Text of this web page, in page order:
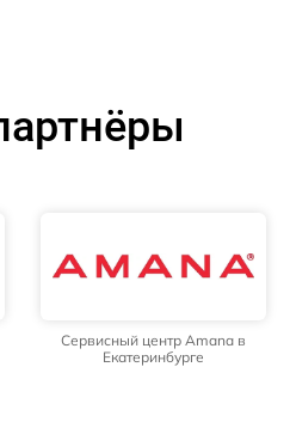
Сервисный центр Amana в
Екатеринбурге